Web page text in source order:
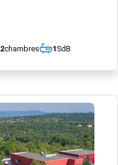
2chambres 1SdB